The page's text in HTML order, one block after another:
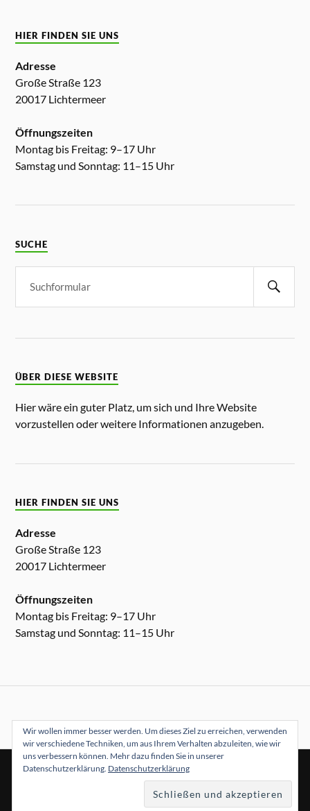
HIER FINDEN SIE UNS
Adresse
Große Straße 123
20017 Lichtermeer
Öffnungszeiten
Montag bis Freitag: 9–17 Uhr
Samstag und Sonntag: 11–15 Uhr
SUCHE
ÜBER DIESE WEBSITE
Hier wäre ein guter Platz, um sich und Ihre Website
vorzustellen oder weitere Informationen anzugeben.
HIER FINDEN SIE UNS
Adresse
Große Straße 123
20017 Lichtermeer
Öffnungszeiten
Montag bis Freitag: 9–17 Uhr
Samstag und Sonntag: 11–15 Uhr
WORDPRESS & THEME ERSTELLT VON
ANDERS NORÉN
Wir wollen immer besser werden. Um dieses Ziel zu erreichen, verwenden
wir verschiedene Techniken, um aus Ihrem Verhalten abzuleiten, wie wir
uns verbessern können. Mehr dazu finden Sie in unserer
Datenschutzerklärung. Datenschutzerklärung